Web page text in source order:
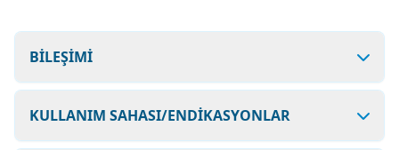
BİLEŞİMİ
KULLANIM SAHASI/ENDİKASYONLAR